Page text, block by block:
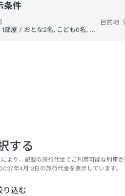
条件
目的地
1部屋 / おとな2名, こども0名, 幼児0名
する
より、記載の旅行代金でご利用可能な列車が
年4月13日の旅行代金を表示しています。
り込む